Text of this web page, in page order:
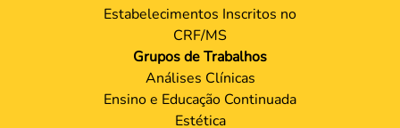
Estabelecimentos Inscritos no
CRF/MS
Grupos de Trabalhos
Análises Clínicas
Ensino e Educação Continuada
Estética